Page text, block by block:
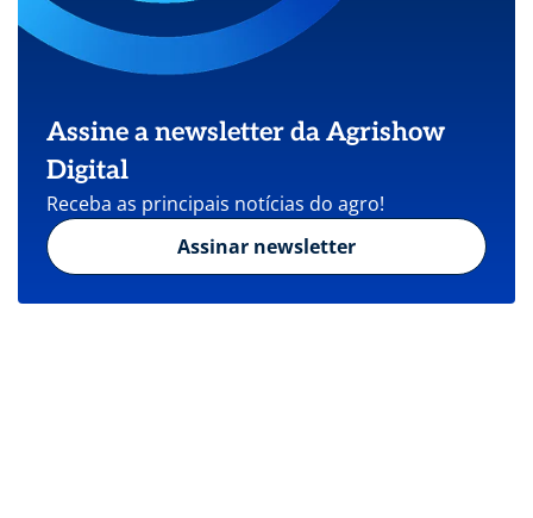
Assine a newsletter da Agrishow
Digital
Receba as principais notícias do agro!
Assinar newsletter